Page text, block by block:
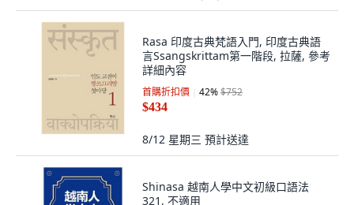
Rasa 印度古典梵語入門, 印度古典語
言Ssangskrittam第一階段, 拉薩, 參考
詳細內容
首購折扣價 42%$752
$434
8/12 星期三 預計送達
Shinasa 越南人學中文初級口語法
321, 不適用